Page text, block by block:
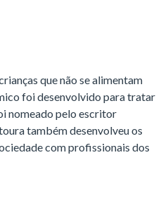
que não se alimentam
foi desenvolvido para tratar
nomeado pelo escritor
também desenvolveu os
com profissionais dos